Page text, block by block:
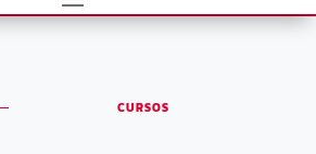
CURSOS